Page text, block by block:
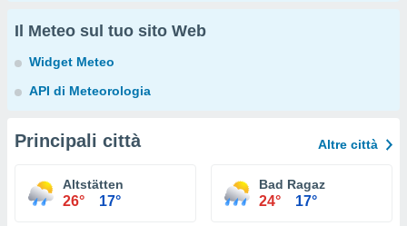
Il Meteo sul tuo sito Web
Widget Meteo
API di Meteorologia
Principali città Altre città
Altstätten
26° 17°
Bad Ragaz
24° 17°